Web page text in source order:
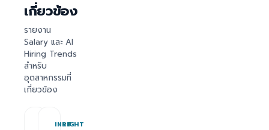
เกี่ยวข้อง
รายงาน
Salary และ AI
Hiring Trends
สำหรับ
อุตสาหกรรมที่
เกี่ยวข้อง
REPORT
INSIGHT